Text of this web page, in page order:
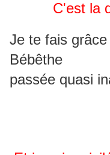
C'est la
Je te fais
Bébêthe
passée quasi